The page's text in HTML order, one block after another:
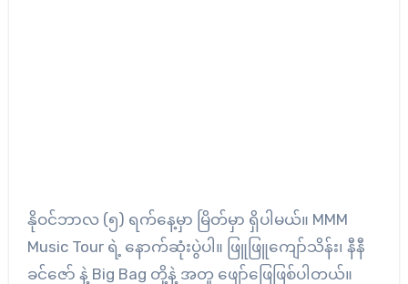
နိုဝင်ဘာလ (၅) ရက်နေ့မှာ မြိတ်မှာ ရှိပါမယ်။ MMM
Music Tour ရဲ့ နောက်ဆုံးပွဲပါ။ ဖြူဖြူကျော်သိန်း၊ နီနီ
ခင်ဇော် နဲ့ Big Bag တို့နဲ့ အတူ ဖျော်ဖြေဖြစ်ပါတယ်။